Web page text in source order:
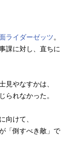
ライダーゼッツ。
課に対し、直ちに
見やなすかは、
られなかった。
向けて、
「倒すべき敵」で